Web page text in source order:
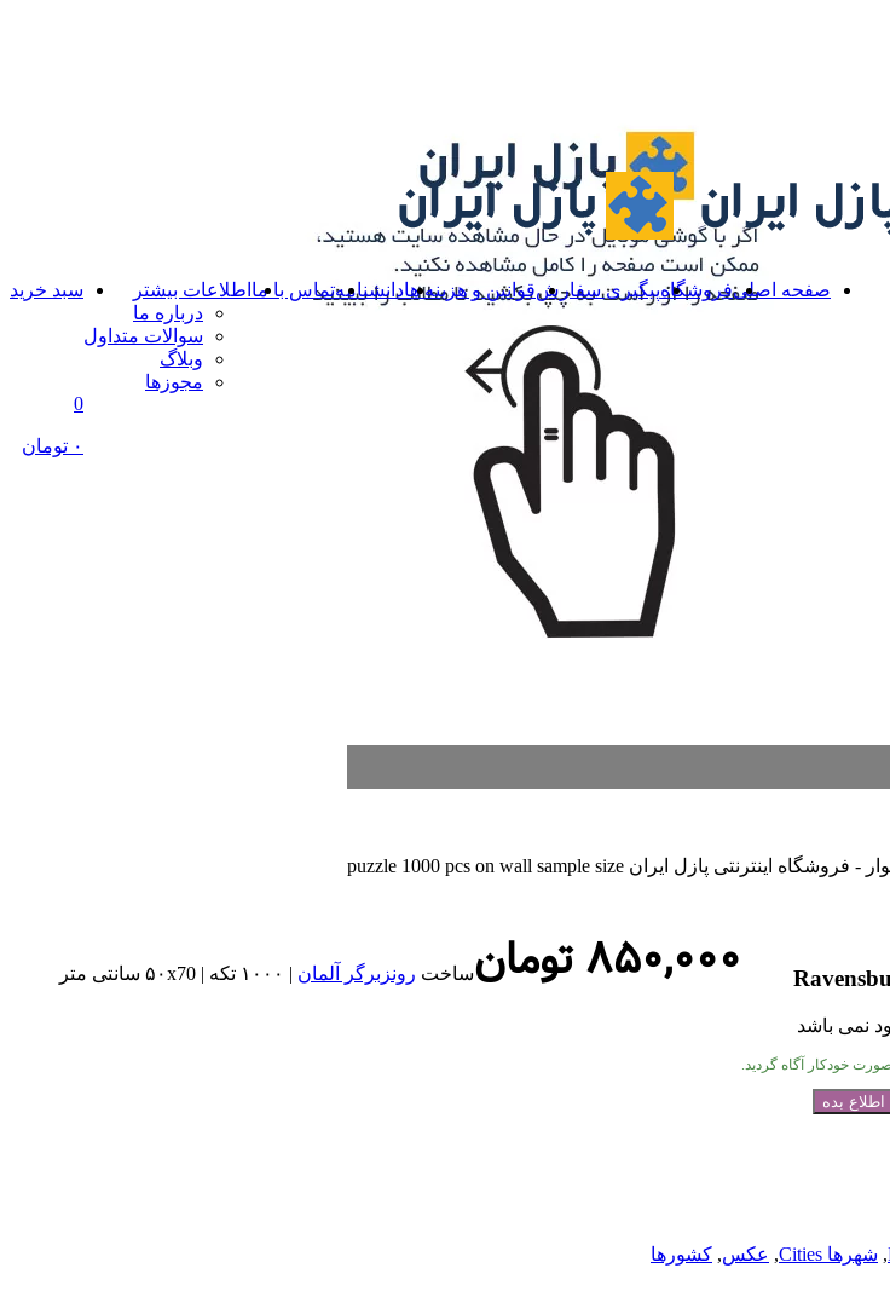
صفحه اصلیفروشگاهپیگیری سفارشقوانین و هزینه هادانشنامهتماس با ما اطلاعات بیشتر
درباره ما
سوالات متداول
وبلاگ
مجوزها
سبد خرید
0
۰ تومان
نمی باشد
خودکار آگاه گردید.
۸۵۰,۰۰۰تومانساخت رونزبرگر آلمان | ۱۰۰۰ تکه | ۵۰x70 سانتی متر
, شهرها Cities , عکس, کشورها